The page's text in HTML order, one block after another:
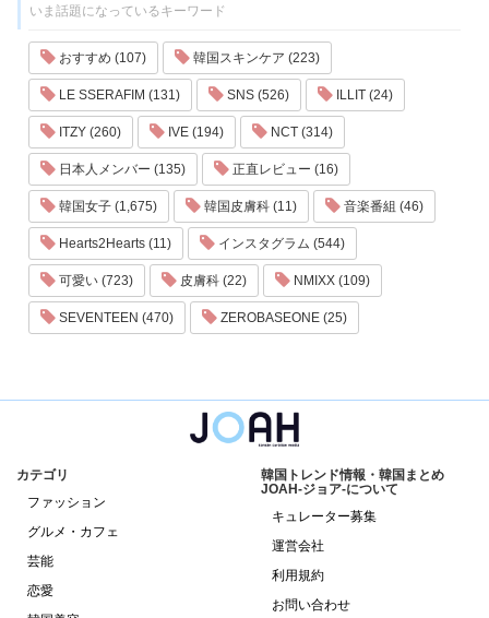
いま話題になっているキーワード
おすすめ (107) 韓国スキンケア (223)
LE SSERAFIM (131) SNS (526) ILLIT (24)
ITZY (260) IVE (194) NCT (314)
日本人メンバー (135) 正直レビュー (16)
韓国女子 (1,675) 韓国皮膚科 (11) 音楽番組 (46)
Hearts2Hearts (11) インスタグラム (544)
可愛い (723) 皮膚科 (22) NMIXX (109)
SEVENTEEN (470) ZEROBASEONE (25)
カテゴリ
ファッション
グルメ・カフェ
芸能
恋愛
韓国トレンド情報・韓国まとめ
JOAH-ジョア-について
キュレーター募集
運営会社
利用規約
お問い合わせ